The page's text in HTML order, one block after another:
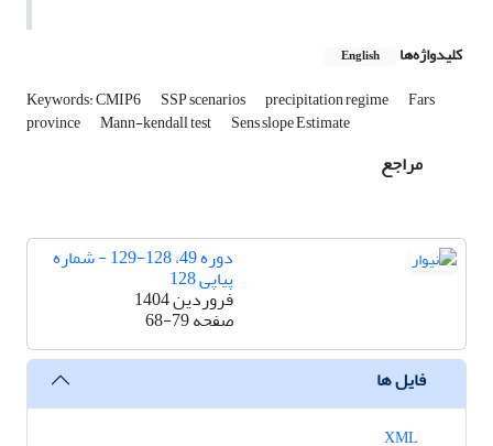
کلیدواژه‌ها English
Keywords: CMIP6 SSP scenarios precipitation regime Fars
province Mann-kendall test Sens slope Estimate
مراجع
دوره 49، 128-129 - شماره
پیاپی 128
فروردین 1404
صفحه68-79
فایل ها